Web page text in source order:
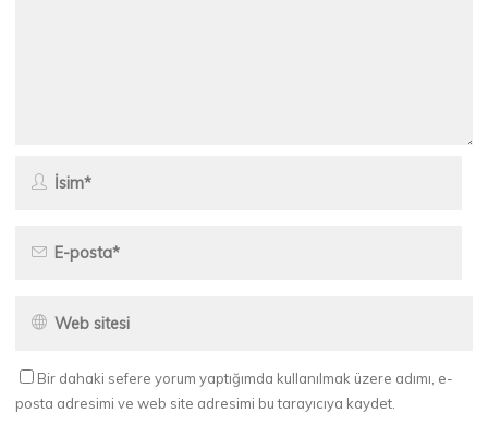
Bir dahaki sefere yorum yaptığımda kullanılmak üzere adımı, e-
posta adresimi ve web site adresimi bu tarayıcıya kaydet.